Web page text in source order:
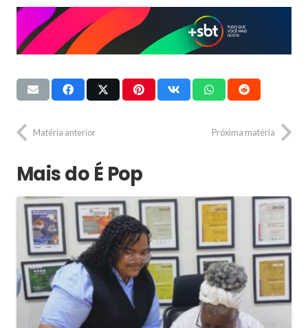
Matéria anterior Próxima matéria
Mais do É Pop